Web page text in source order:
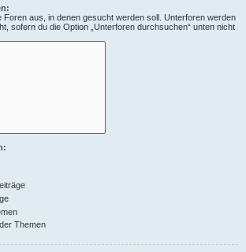
Foren aus, in denen gesucht werden soll. Unterforen werden
sofern du die Option „Unterforen durchsuchen“ unten nicht
Themen